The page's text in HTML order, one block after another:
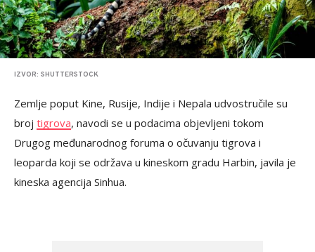
IZVOR: SHUTTERSTOCK
Zemlje poput Kine, Rusije, Indije i Nepala udvostručile su
broj tigrova, navodi se u podacima objevljeni tokom
Drugog međunarodnog foruma o očuvanju tigrova i
leoparda koji se održava u kineskom gradu Harbin, javila je
kineska agencija Sinhua.